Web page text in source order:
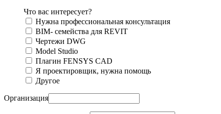
Что вас интересует?
Нужна профессиональная консультация
BIM- семейства для REVIT
Чертежи DWG
Моdel Studio
Плагин FENSYS CAD
Я проектировщик, нужна помощь
Другое
Организация